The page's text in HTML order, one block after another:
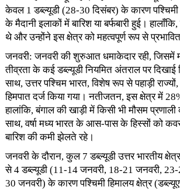
केवल 1 डब्ल्यूडी (28-30 दिसंबर) के कारण
के मैदानी इलाकों में बारिश या बर्फबारी हुई।
थे और उन्होंने इस क्षेत्र को महत्वपूर्ण रूप से
जनवरी: जनवरी की शुरुआत धमाकेदार रही, जिसमें
तीव्रता के कई डब्ल्यूडी नियमित अंतराल पर
साथ, उत्तर पश्चिम भारत, विशेष रूप से पहाड़ी
हिमपात दर्ज किया गया। नतीजतन, इस क्षेत्र में
हालांकि, बंगाल की खाड़ी में किसी भी मौसम
साथ, वर्षा मध्य भारत के आस-पास के हिस्सों को
बारिश की कमी झेलते रहे।
जनवरी के दौरान, कुल 7 डब्ल्यूडी उत्तर भारतीय
से 4 डब्ल्यूडी (11-14 जनवरी, 18-21 जनवरी,
30 जनवरी) के कारण पश्चिमी हिमालय क्षेत्र